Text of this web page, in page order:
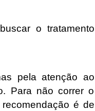
o tratamento
pela atenção ao
Para não correr o
é de